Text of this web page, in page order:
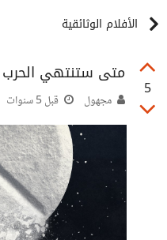
الأفلام الوثائقية
5
متى ستنتهي الحرب
مجهول قبل 5 سنوات